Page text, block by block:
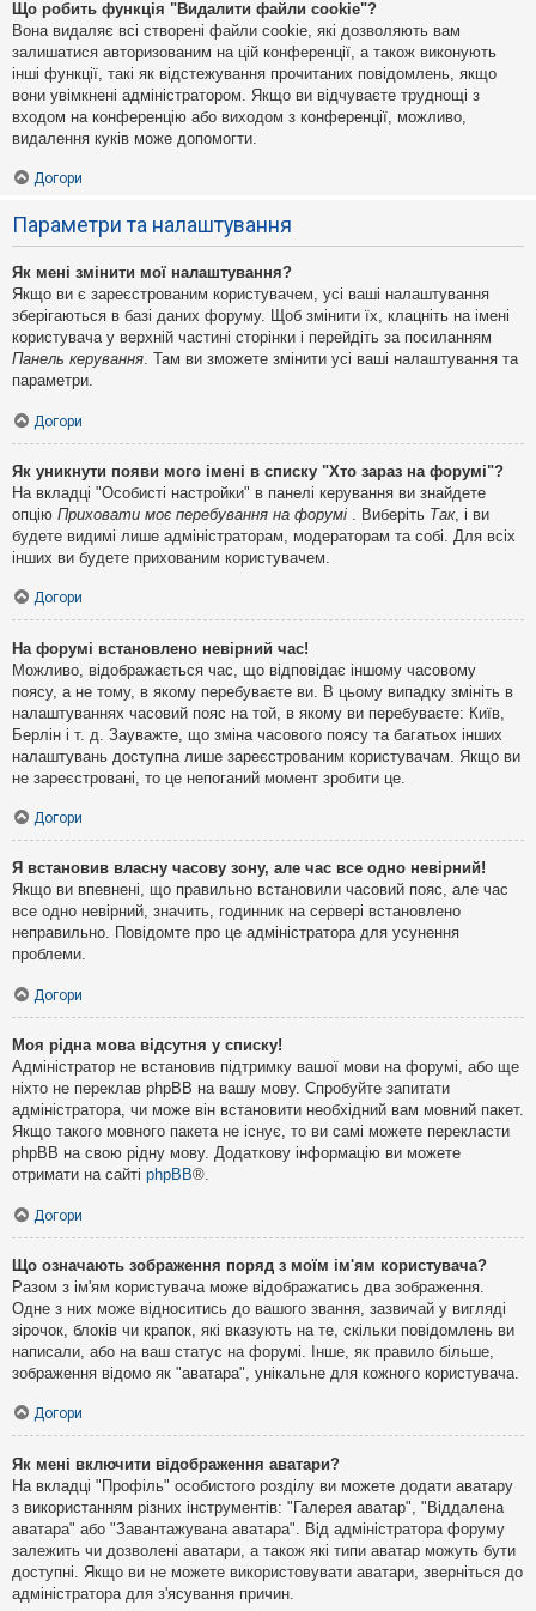
Що робить функція "Видалити файли cookie"?
Вона видаляє всі створені файли cookie, які дозволяють вам
залишатися авторизованим на цій конференції, а також виконують
інші функції, такі як відстежування прочитаних повідомлень, якщо
вони увімкнені адміністратором. Якщо ви відчуваєте труднощі з
входом на конференцію або виходом з конференції, можливо,
видалення куків може допомогти.
Догори
Параметри та налаштування
Як мені змінити мої налаштування?
Якщо ви є зареєстрованим користувачем, усі ваші налаштування
зберігаються в базі даних форуму. Щоб змінити їх, клацніть на імені
користувача у верхній частині сторінки і перейдіть за посиланням
Панель керування . Там ви зможете змінити усі ваші налаштування та
параметри.
Догори
Як уникнути появи мого імені в списку "Хто зараз на форумі"?
На вкладці "Особисті настройки" в панелі керування ви знайдете
опцію Приховати моє перебування на форумі . Виберіть Так, і ви
будете видимі лише адміністраторам, модераторам та собі. Для всіх
інших ви будете прихованим користувачем.
Догори
На форумі встановлено невірний час!
Можливо, відображається час, що відповідає іншому часовому
поясу, а не тому, в якому перебуваєте ви. В цьому випадку змініть в
налаштуваннях часовий пояс на той, в якому ви перебуваєте: Київ,
Берлін і т. д. Зауважте, що зміна часового поясу та багатьох інших
налаштувань доступна лише зареєстрованим користувачам. Якщо ви
не зареєстровані, то це непоганий момент зробити це.
Догори
Я встановив власну часову зону, але час все одно невірний!
Якщо ви впевнені, що правильно встановили часовий пояс, але час
все одно невірний, значить, годинник на сервері встановлено
неправильно. Повідомте про це адміністратора для усунення
проблеми.
Догори
Моя рідна мова відсутня у списку!
Адміністратор не встановив підтримку вашої мови на форумі, або ще
ніхто не переклав phpBB на вашу мову. Спробуйте запитати
адміністратора, чи може він встановити необхідний вам мовний пакет.
Якщо такого мовного пакета не існує, то ви самі можете перекласти
phpBB на свою рідну мову. Додаткову інформацію ви можете
отримати на сайті phpBB®.
Догори
Що означають зображення поряд з моїм ім'ям користувача?
Разом з ім'ям користувача може відображатись два зображення.
Одне з них може відноситись до вашого звання, зазвичай у вигляді
зірочок, блоків чи крапок, які вказують на те, скільки повідомлень ви
написали, або на ваш статус на форумі. Інше, як правило більше,
зображення відомо як "аватара", унікальне для кожного користувача.
Догори
Як мені включити відображення аватари?
На вкладці "Профіль" особистого розділу ви можете додати аватару
з використанням різних інструментів: "Галерея аватар", "Віддалена
аватара" або "Завантажувана аватара". Від адміністратора форуму
залежить чи дозволені аватари, а також які типи аватар можуть бути
доступні. Якщо ви не можете використовувати аватари, зверніться до
адміністратора для з'ясування причин.